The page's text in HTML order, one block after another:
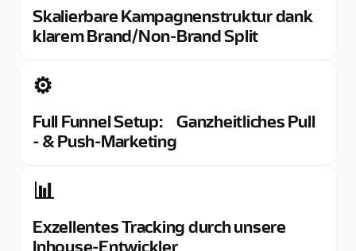
Skalierbare Kampagnenstruktur dank
klarem Brand/Non-Brand Split
⚙️
Full Funnel Setup: Ganzheitliches Pull
- & Push-Marketing
📊
Exzellentes Tracking durch unsere
Inhouse-Entwickler